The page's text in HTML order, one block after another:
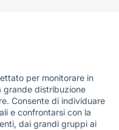
per monitorare in
grande distribuzione
Consente di individuare
e confrontarsi con la
dai grandi gruppi ai